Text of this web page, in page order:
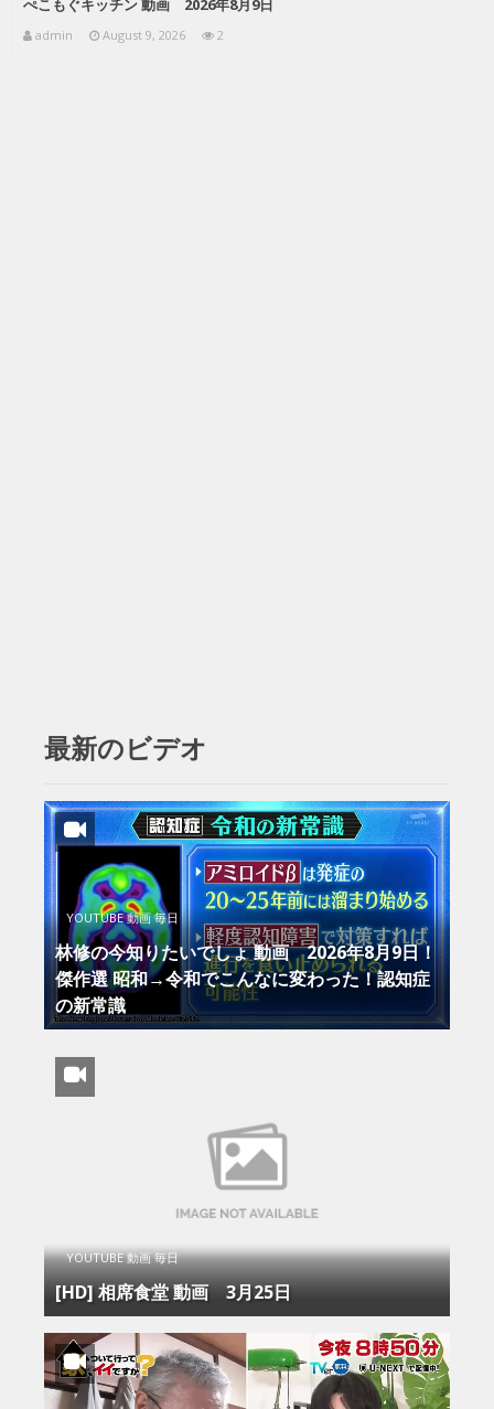
ぺこもぐキッチン 動画 2026年8月9日
admin August 9, 2026 2
最新のビデオ
YOUTUBE 動画 毎日
林修の今知りたいでしょ 動画 2026年8月9日！
傑作選 昭和→令和でこんなに変わった！認知症
の新常識
YOUTUBE 動画 毎日
[HD] 相席食堂 動画 3月25日